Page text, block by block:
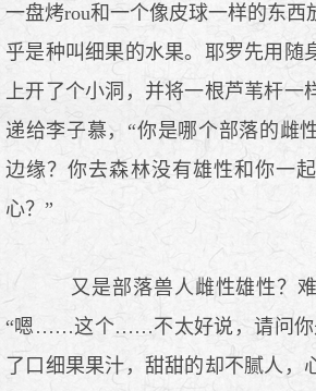
一盘烤rou和一个像皮球一样的东西
乎是种叫细果的水果。耶罗先用随
上开了个小洞，并将一根芦苇杆一
递给李子慕，“你是哪个部落的雌
边缘？你去森林没有雄性和你一
心？”
又是部落兽人雌性雄性？难
“嗯……这个……不太好说，请问
了口细果果汁，甜甜的却不腻人，